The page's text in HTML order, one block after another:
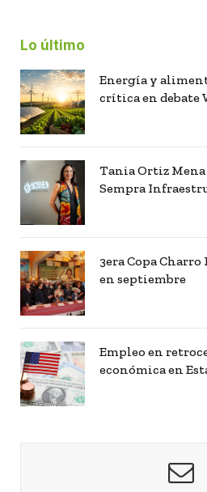
Lo último
Energía y
crítica en debate
Tania Ortiz
Sempra
3era Copa
en septiembre
Empleo en
económica en